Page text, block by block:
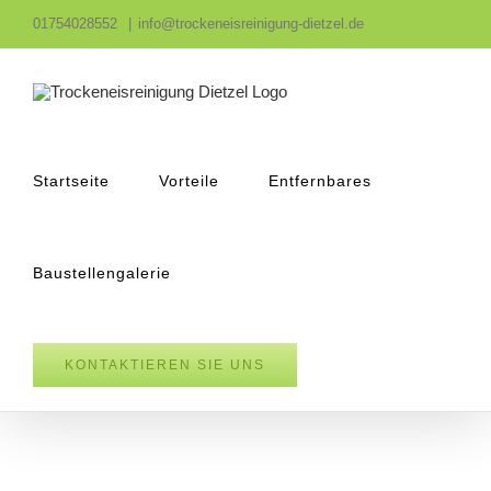
Inhalt
springen
01754028552 info@trockeneisreinigung-dietzel.de
Startseite Vorteile Entfernbares
Baustellengalerie
KONTAKTIEREN SIE UNS